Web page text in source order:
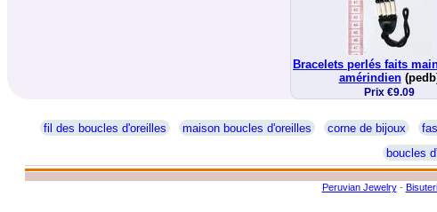
Bracelets perlés faits
amérindien
Prix €9.09
fil des boucles d'oreilles maison boucles d'oreilles corne de bijoux
boucles
Peruvian Jewelry-